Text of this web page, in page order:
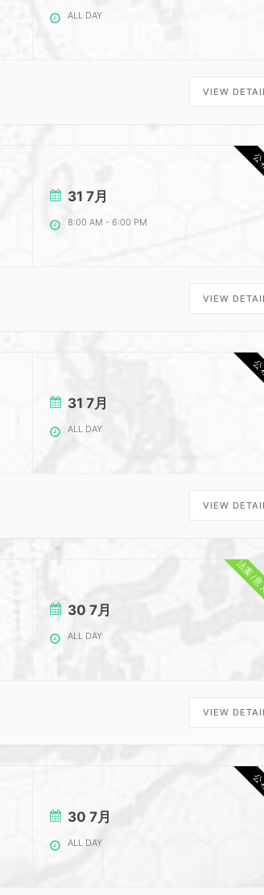
ALL DAY
VIEW
31 7月
8:00 AM - 6:00 PM
VIEW
31 7月
ALL DAY
VIEW
30 7月
法案/
ALL DAY
VIEW
30 7月
ALL DAY